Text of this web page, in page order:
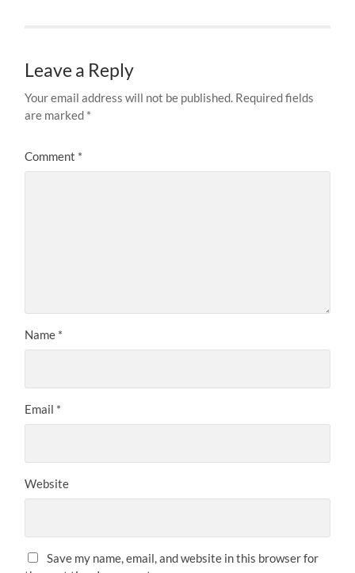
Leave a Reply
Your email address will not be published. Required fields
are marked *
Comment *
Name *
Email *
Website
Save my name, email, and website in this browser for